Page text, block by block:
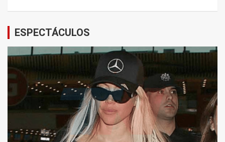
ESPECTÁCULOS